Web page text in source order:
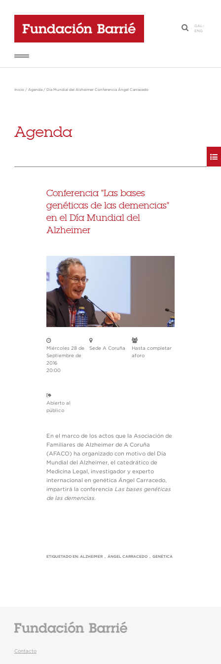
·
GAL-
ENG
Inicio / Agenda / Día Mundial del Alzheimer Conferencia Ángel Carracedo
Agenda
Conferencia "Las bases
genéticas de las demencias"
en el Día Mundial del
Alzheimer
Miércoles 28 de
Septiembre de
2016
20:00
Sede A Coruña
Hasta completar
aforo
Abierto al
público
En el marco de los actos que la Asociación de
Familiares de Alzheimer de A Coruña
(AFACO) ha organizado con motivo del Día
Mundial del Alzheimer, el catedrático de
Medicina Legal, investigador y experto
internacional en genética Ángel Carracedo,
impartirá la conferencia Las bases genéticas
de las demencias.
ETIQUETADO EN: ALZHEIMER, ÁNGEL CARRACEDO, GENÉTICA
Contacto